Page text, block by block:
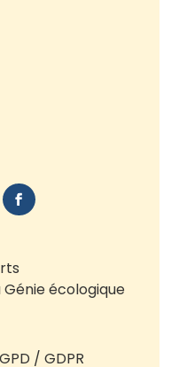
écologique
/ GDPR